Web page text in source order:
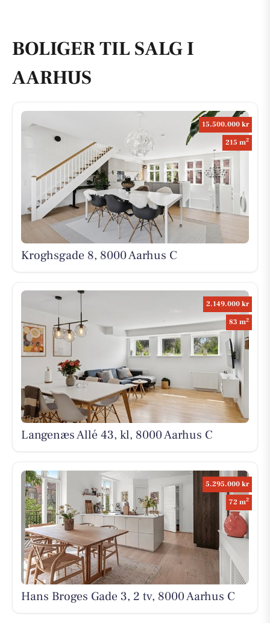
BOLIGER TIL SALG I
AARHUS
15.500.000 kr
215 m2
Kroghsgade 8, 8000 Aarhus C
2.149.000 kr
83 m2
Langenæs Allé 43, kl, 8000 Aarhus C
5.295.000 kr
72 m2
Hans Broges Gade 3, 2 tv, 8000 Aarhus C